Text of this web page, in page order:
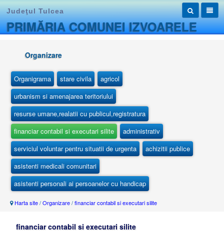
Judeţul Tulcea
PRIMĂRIA COMUNEI IZVOARELE
Organizare
Organigrama stare civila
agricol
urbanism si amenajarea teritoriului
resurse umane,realatii cu publicul,registratura
financiar contabil si executari silite
administrativ
serviciul voluntar pentru situatii de urgenta
achizitii publice
asistenti medicali comunitari
asistenti personali ai persoanelor cu handicap
Harta site/Organizare/financiar contabil si executari silite
financiar contabil si executari silite